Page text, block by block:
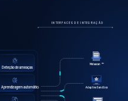
™
Metascan
Adaptive Sandbox
INTERFACES DE INTEGRAÇÃO
Deteção de ameaças
Aprendizagem automática